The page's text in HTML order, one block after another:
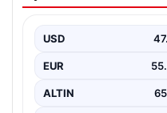
konutların en önemli
ulaşmıştır.…
USD
EUR
ALTIN